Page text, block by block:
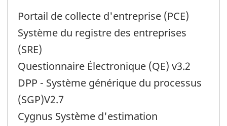
Portail de collecte d'entreprise (PCE)
Système du registre des entreprises
(SRE)
Questionnaire Électronique (QE) v3.2
DPP - Système générique du processus
(SGP)V2.7
Cygnus Système d'estimation